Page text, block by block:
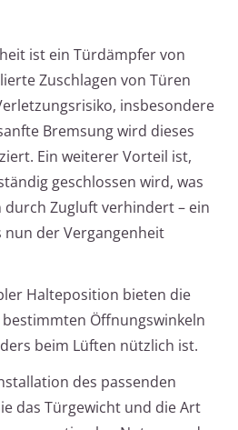
ist ein Türdämpfer von
Zuschlagen von Türen
insbesondere
Bremsung wird dieses
Ein weiterer Vorteil ist,
geschlossen wird, was
Zugluft verhindert – ein
nun der Vergangenheit
Halteposition bieten die
Öffnungswinkeln
beim Lüften nützlich ist.
des passenden
das Türgewicht und die Art